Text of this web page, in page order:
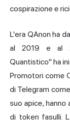
cospirazione e
L'era QAnon ha
al 2019 e al
Quantistico" ha
Promotori come
di Telegram
suo apice, hanno
di token fasulli.